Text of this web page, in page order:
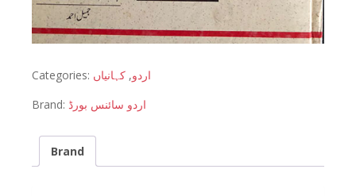
Categories: اردو, کہانیاں
Brand: اردو سائنس بورڈ
Brand